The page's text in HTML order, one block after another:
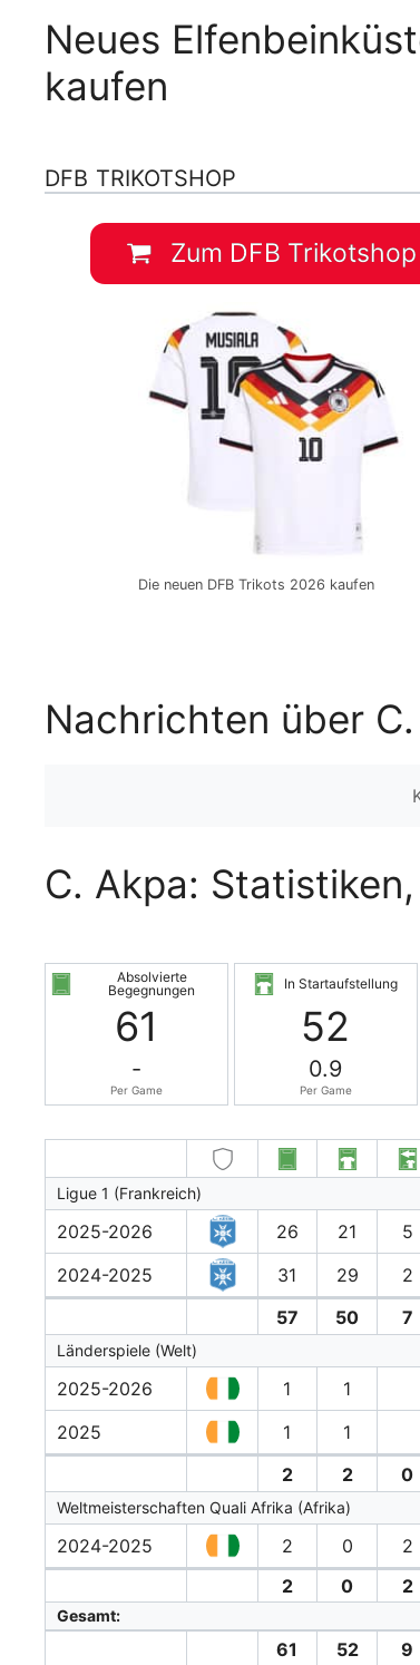
Neues
kaufen
DFB TRIKOTSHOP
Zum DFB Trikotshop
Die neuen DFB Trikots 2026 kaufen
Nachrichten über
C. Akpa:
Absolvierte
Begegnungen
61
-
Per Game
In Startaufstellung
52
0.9
Per Game
Ligue 1 (Frankreich)
2025-2026 26 21 5
2024-2025 31 29 2
57 50 7
Länderspiele (Welt)
2025-2026 1 1
2025 1 1
2 2 0
Weltmeisterschaften Quali Afrika (Afrika)
2024-2025 2 0 2
2
0 2
Gesamt:
61 52 9